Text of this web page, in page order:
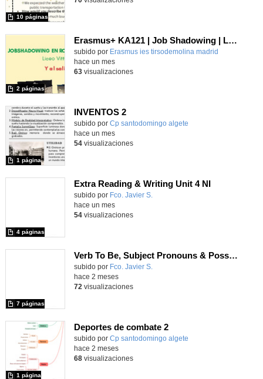
10 páginas
Erasmus+ KA121 | Job Shadowing | Liceo Vittoria Colonna, Rome 2025 | Poster 2
Contenido educativo.
subido por Erasmus ies tirsodemolina madrid
2 páginas
hace un mes
63visualizaciones
INVENTOS 2
Contenido educativo.
subido por Cp santodomingo algete
1 página
hace un mes
54visualizaciones
Extra Reading & Writing Unit 4 NI
Contenido educativo.
subido por Fco. Javier S.
4 páginas
hace un mes
54visualizaciones
Verb To Be, Subject Pronouns & Possessive Adjectives, Vocabulary Unit 1NII
Contenido educativo.
subido por Fco. Javier S.
7 páginas
hace 2 meses
72 visualizaciones
Deportes de combate 2
Contenido educativo.
subido por Cp santodomingo algete
1 página
hace 2 meses
68visualizaciones